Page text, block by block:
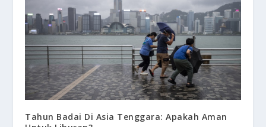
Tahun Badai Di Asia Tenggara: Apakah Aman